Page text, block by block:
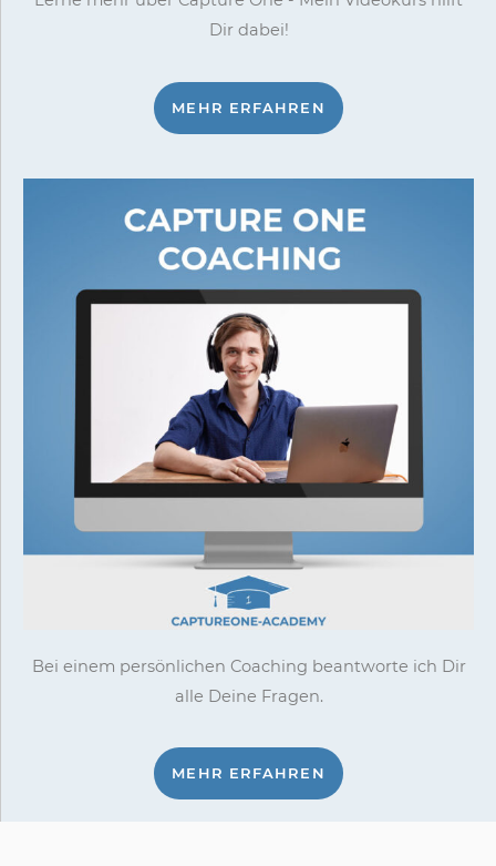
Dir dabei!
MEHR ERFAHREN
Bei einem persönlichen Coaching beantworte ich Dir
alle Deine Fragen.
MEHR ERFAHREN